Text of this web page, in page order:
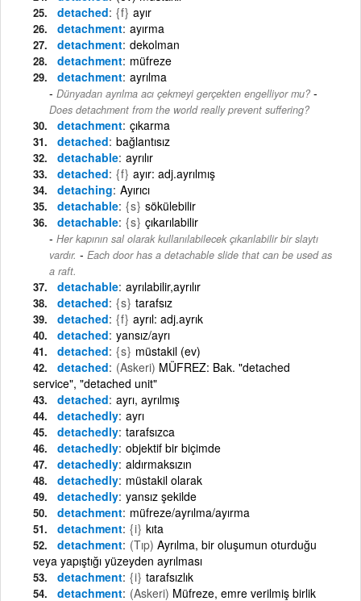
detached {f} ayır
detachment ayırma
detachment dekolman
detachment müfreze
detachment ayrılma
Dünyadan ayrılma acı çekmeyi gerçekten engelliyor mu? -
Does detachment from the world really prevent suffering?
detachment çıkarma
detached bağlantısız
detachable ayrılır
detached {f} ayır: adj.ayrılmış
detaching Ayırıcı
detachable {s} sökülebilir
detachable {s} çıkarılabilir
Her kapının sal olarak kullanılabilecek çıkarılabilir bir slaytı
vardır. - Each door has a detachable slide that can be used as
a raft.
detachable ayrılabilir,ayrılır
detached {s} tarafsız
detached {f} ayrıl: adj.ayrık
detached yansız/ayrı
detached {s} müstakil (ev)
detached (Askeri) MÜFREZ: Bak. "detached
service", "detached unit"
detached ayrı, ayrılmış
detachedly ayrı
detachedly tarafsızca
detachedly objektif bir biçimde
detachedly aldırmaksızın
detachedly müstakil olarak
detachedly yansız şekilde
detachment müfreze/ayrılma/ayırma
detachment {i} kıta
detachment (Tıp) Ayrılma, bir oluşumun oturduğu
veya yapıştığı yüzeyden ayrılması
detachment {i} tarafsızlık
detachment (Askeri) Müfreze, emre verilmiş birlik